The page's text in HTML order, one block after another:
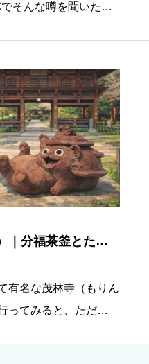
そんな噂を聞いた
城）と城沼（じょうぬ
のやわらかい空 […]
｜分福茶釜とたぬ
りの沼」でパワー
有名な茂林寺（もりん
ってみると、ただ